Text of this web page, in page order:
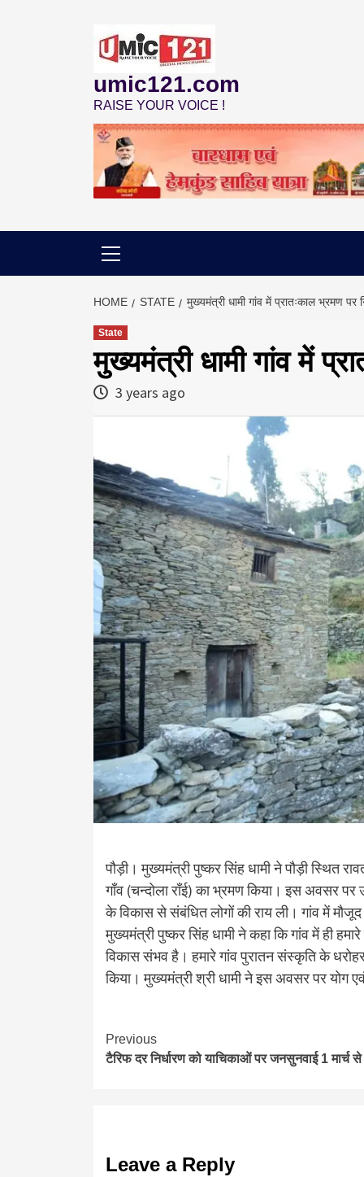
umic121.com
RAISE YOUR VOICE !
HOME STATE मुख्यमंत्री धामी गांव में प्रातःकाल भ्रमण पर
State
मुख्यमंत्री धामी गांव में
3 years ago
पौड़ी। मुख्यमंत्री पुष्कर सिंह धामी ने पौड़ी स्थित
गाँव (चन्दोला राँई) का भ्रमण किया। इस अवसर पर
के विकास से संबंधित लोगों की राय ली। गांव में
मुख्यमंत्री पुष्कर सिंह धामी ने कहा कि गांव में ही
विकास संभव है। हमारे गांव पुरातन संस्कृति के धरोहर
किया। मुख्यमंत्री श्री धामी ने इस अवसर पर योग
Continue
Reading
Previous
टैरिफ दर निर्धारण को याचिकाओं पर जनसुनवाई 1 मार्च से
Leave a Reply